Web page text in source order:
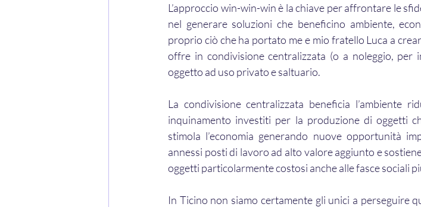
L’approccio win-win-win è la chiave per affrontare le
nel generare soluzioni che beneficino ambiente,
proprio ciò che ha portato me e mio fratello Luca a
offre in condivisione centralizzata (o a noleggio, per
oggetto ad uso privato e saltuario.
La condivisione centralizzata beneficia l’ambiente
inquinamento investiti per la produzione di oggetti
stimola l’economia generando nuove opportunità
annessi posti di lavoro ad alto valore aggiunto e
oggetti particolarmente costosi anche alle fasce sociali
In Ticino non siamo certamente gli unici a perseguire